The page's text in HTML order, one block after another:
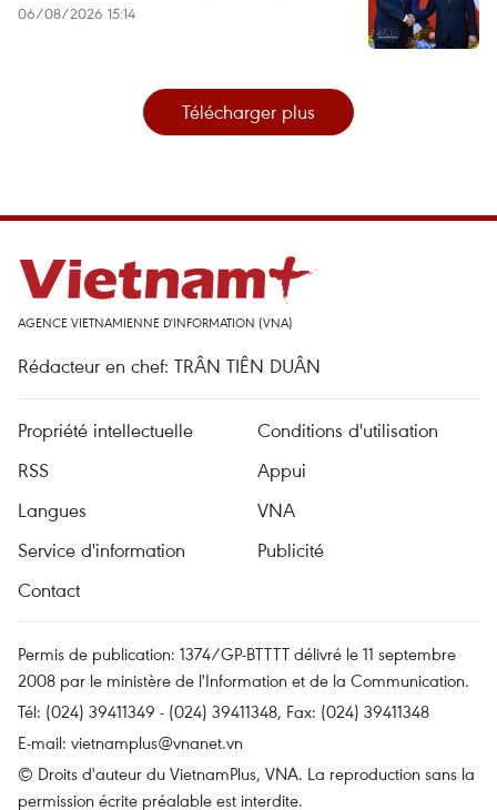
06/08/2026 15:14
Télécharger plus
AGENCE VIETNAMIENNE D'INFORMATION (VNA)
Rédacteur en chef: TRÂN TIÊN DUÂN
Propriété intellectuelle
Conditions d'utilisation
RSS
Appui
Langues
VNA
Service d'information
Publicité
Contact
Permis de publication: 1374/GP-BTTTT délivré le 11 septembre
2008 par le ministère de l'Information et de la Communication.
Tél: (024) 39411349 - (024) 39411348, Fax: (024) 39411348
E-mail: vietnamplus@vnanet.vn
© Droits d'auteur du VietnamPlus, VNA. La reproduction sans la
permission écrite préalable est interdite.